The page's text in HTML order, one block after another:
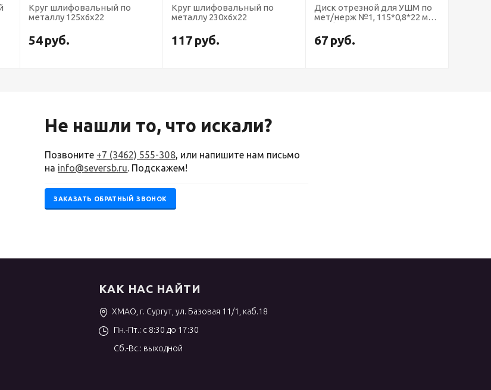
Круг шлифовальный по
металлу 125х6х22
54руб.
Круг шлифовальный по
металлу 230х6х22
117 руб.
Диск отрезной для УШМ по
мет/нерж №1, 115*0,8*22 мм
Профоснастка Эксперт тип
41
67 руб.
Не нашли то, что искали?
Позвоните +7 (3462) 555-308, или напишите нам письмо
на info@seversb.ru. Подскажем!
ЗАКАЗАТЬ ОБРАТНЫЙ ЗВОНОК
КАК НАС НАЙТИ
ХМАО, г. Сургут, ул. Базовая 11/1, каб.18
Пн.-Пт.: с 8:30 до 17:30
Сб.-Вс.: выходной